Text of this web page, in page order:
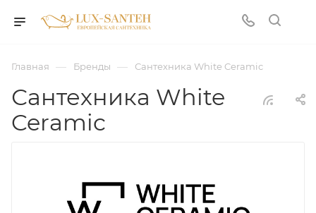
Главная — Бренды — Сантехника White Ceramic
Сантехника White
Ceramic